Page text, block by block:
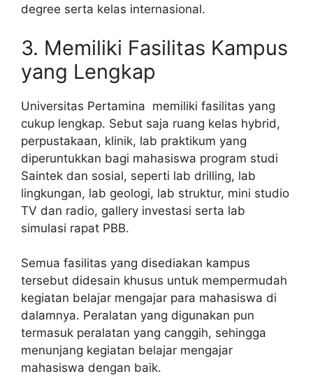
degree serta kelas internasional.
3. Memiliki Fasilitas Kampus
yang Lengkap
Universitas Pertamina memiliki fasilitas yang
cukup lengkap. Sebut saja ruang kelas hybrid,
perpustakaan, klinik, lab praktikum yang
diperuntukkan bagi mahasiswa program studi
Saintek dan sosial, seperti lab drilling, lab
lingkungan, lab geologi, lab struktur, mini studio
TV dan radio, gallery investasi serta lab
simulasi rapat PBB.
Semua fasilitas yang disediakan kampus
tersebut didesain khusus untuk mempermudah
kegiatan belajar mengajar para mahasiswa di
dalamnya. Peralatan yang digunakan pun
termasuk peralatan yang canggih, sehingga
menunjang kegiatan belajar mengajar
mahasiswa dengan baik.